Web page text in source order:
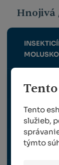
Tento
služieb,
týmto
Hnojivá
HNOJIVÁ
MAX